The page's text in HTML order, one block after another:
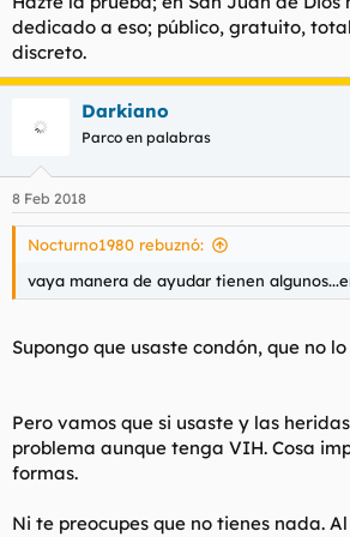
:
dedicado a eso; público, gratuito,
discreto.
Darkiano
Parco en palabras
8 Feb 2018
Nocturno1980 rebuznó:
vaya manera de ayudar tienen
Supongo que usaste condón, que no lo
Pero vamos que si usaste y las
problema aunque tenga VIH. Cosa
formas.
Ni te preocupes que no tienes nada.